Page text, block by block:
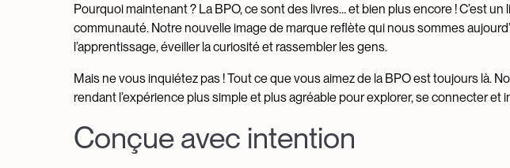
Pourquoi maintenant ? La BPO, ce sont des livres… et bien plus encore ! C’est
communauté. Notre nouvelle image de marque reflète qui nous sommes
l’apprentissage, éveiller la curiosité et rassembler les gens.
Mais ne vous inquiétez pas ! Tout ce que vous aimez de la BPO est toujours là.
rendant l’expérience plus simple et plus agréable pour explorer, se connecter et
Conçue avec intention